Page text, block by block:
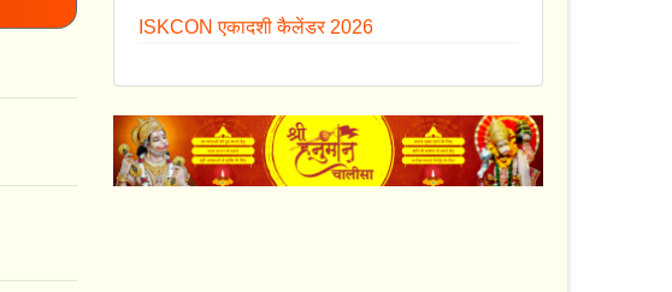
ISKCON एकादशी कैलेंडर 2026